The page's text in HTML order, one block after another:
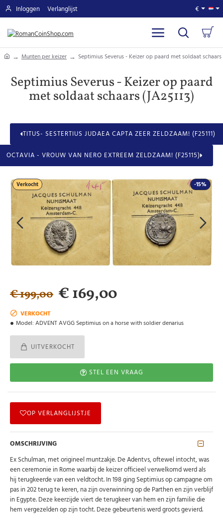
Inloggen Verlanglijst €
homeMunten per keizer Septimius Severus - Keizer op paard met soldaat schaars
Septimius Severus - Keizer op paard
met soldaat schaars (JA25113)
TITUS- SESTERTIUS JUDAEA CAPTA ZEER ZELDZAAM! (F25111)
OCTAVIA - VROUW VAN NERO EXTREEM ZELDZAAM! (F25115)
-15%
Verkocht
VERKOCHT
Model: ADVENT AVGG Septimius on a horse with soldier denarius
€ 169,00
€ 199,00
UITVERKOCHT
STEL EEN VRAAG
OP VERLANGLIJSTJE
OMSCHRIJVING
Ex Schulman, met origineel muntzakje. De Adentvs, oftewel intocht, was
een ceremonie in Rome waarbij de keizer officieel verwelkomd werd als
hij terugkeerde van een veldtocht. In 198 ging Septimius op campagne om
pas in 202 terug te keren, na zijn overwinning op de Parthen en zijn verblijf
in Egypte. Deze keerzijde viert de terugkeer van hem en zijn familie die
hem vergezelden op zijn tocht. Deze gebeurtenis werd groots gevierd.